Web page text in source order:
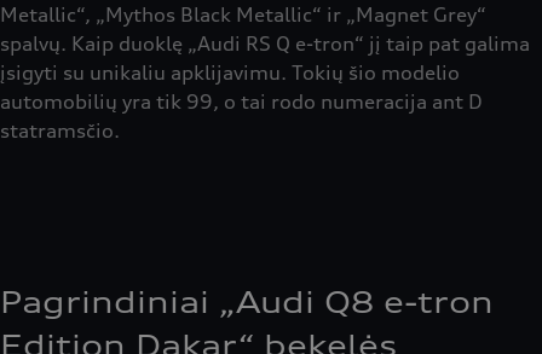
Metallic“, „Mythos Black Metallic“ ir „Magnet Grey“
spalvų. Kaip duoklę „Audi RS Q e-tron“ jį taip pat galima
įsigyti su unikaliu apklijavimu. Tokių šio modelio
automobilių yra tik 99, o tai rodo numeracija ant D
statramsčio.
Pagrindiniai „Audi Q8 e-tron
Edition Dakar“ bekelės